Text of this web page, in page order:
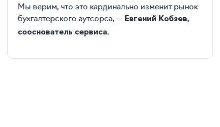
Мы верим, что это кардинально изменит рынок
бухгалтерского аутсорса, — Евгений Кобзев,
сооснователь сервиса.